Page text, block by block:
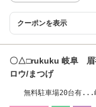
クーポンを表示
〇△□rukuku 岐阜 眉
ロウ/まつげ
無料駐車場20台有...